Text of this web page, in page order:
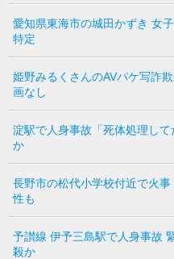
愛知県東海市の城田かずき 女
特定
姫野みるくさんのAVパケ写詐
画なし
淀駅で人身事故「死体処理し
か
長野市の松代小学校付近で火
性も
予讃線 伊予三島駅で人身事故
殺か